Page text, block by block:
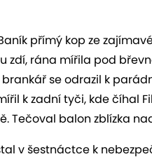
přímý kop ze
rána mířila pod
se odrazil k
k zadní tyči, kde číhal
Tečoval balon zblízka
v šestnáctce k